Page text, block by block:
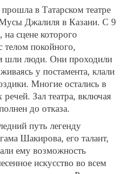
в Татарском театре
Джалиля в Казани. С 9
на сцене которого
телом покойного,
шли люди. Они проходили
у постамента, клали
Многие остались в
Зал театра, включая
до отказа.
путь легенду
Шакирова, его талант,
ему возможность
искусство во всем